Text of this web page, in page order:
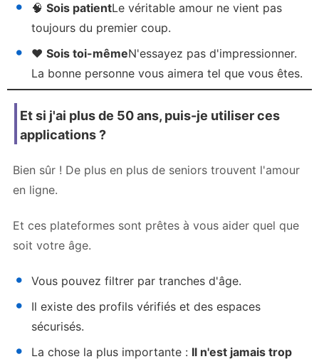
🧠 Sois patientLe véritable amour ne vient pas
toujours du premier coup.
❤️ Sois toi-mêmeN'essayez pas d'impressionner.
La bonne personne vous aimera tel que vous êtes.
Et si j'ai plus de 50 ans, puis-je utiliser ces
applications ?
Bien sûr ! De plus en plus de seniors trouvent l'amour
en ligne.
Et ces plateformes sont prêtes à vous aider quel que
soit votre âge.
Vous pouvez filtrer par tranches d'âge.
Il existe des profils vérifiés et des espaces
sécurisés.
La chose la plus importante : Il n'est jamais trop